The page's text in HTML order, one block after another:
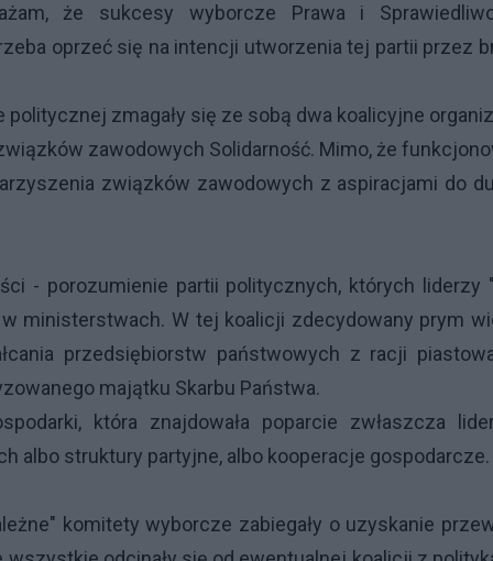
że sukcesy wyborcze Prawa i
oprzeć się na intencji utworzenia tej partii przez
zmagały się ze sobą dwa koalicyjne
zawodowych Solidarność. Mimo, że
związków zawodowych z aspiracjami do
- porozumienie partii politycznych, których liderzy
ministerstwach. W tej koalicji zdecydowany prym
przedsiębiorstw państwowych z racji
majątku Skarbu Państwa.
która znajdowała poparcie zwłaszcza
albo struktury partyjne, albo kooperacje gospodarcze.
komitety wyborcze zabiegały o uzyskanie